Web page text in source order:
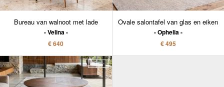
Bureau van walnoot met lade
Velina
€ 640
Ovale salontafel van glas en eiken
Ophelia
€ 495